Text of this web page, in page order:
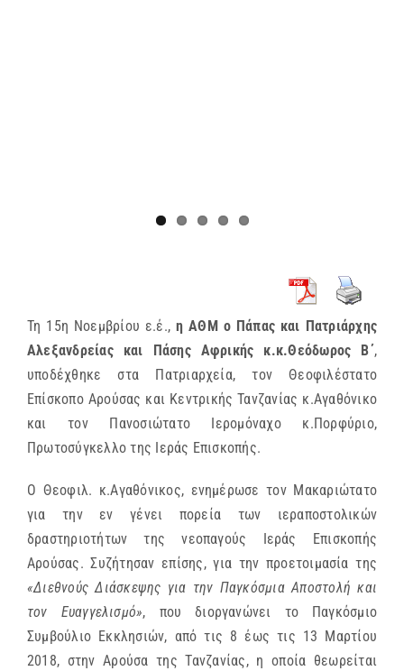
Τη 15η Νοεμβρίου ε.έ.,η ΑΘΜ ο Πάπας και Πατριάρχης
Αλεξανδρείας και Πάσης Αφρικής κ.κ.Θεόδωρος Β΄,
υποδέχθηκε στα Πατριαρχεία, τον Θεοφιλέστατο
Επίσκοπο Αρούσας και Κεντρικής Τανζανίας κ.Αγαθόνικο
και τον Πανοσιώτατο Ιερομόναχο κ.Πορφύριο,
Πρωτοσύγκελλο της Ιεράς Επισκοπής.
Ο Θεοφιλ. κ.Αγαθόνικος, ενημέρωσε τον Μακαριώτατο
για την εν γένει πορεία των ιεραποστολικών
δραστηριοτήτων της νεοπαγούς Ιεράς Επισκοπής
Αρούσας. Συζήτησαν επίσης, για την προετοιμασία της
«Διεθνούς Διάσκεψης για την Παγκόσμια Αποστολή και
τον Ευαγγελισμό», που διοργανώνει το Παγκόσμιο
Συμβούλιο Εκκλησιών, από τις 8 έως τις 13 Μαρτίου
2018, στην Αρούσα της Τανζανίας, η οποία θεωρείται